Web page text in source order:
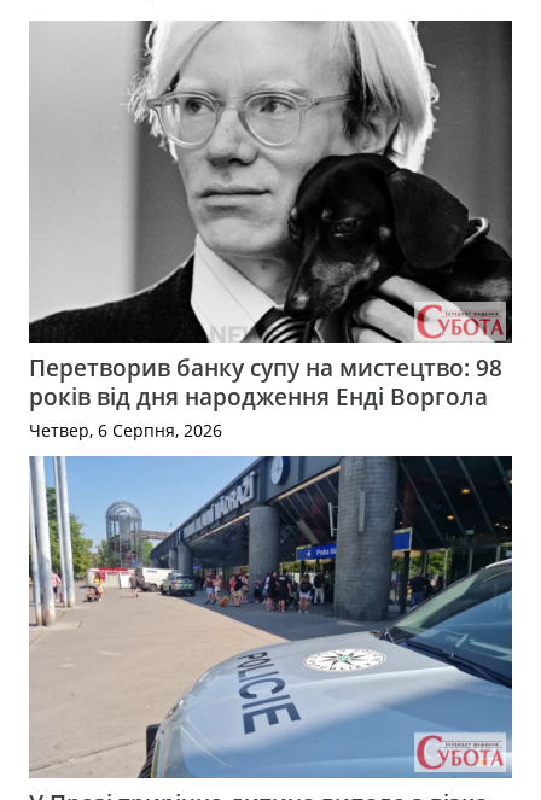
Перетворив банку супу на мистецтво: 98
років від дня народження Енді Воргола
Четвер, 6 Серпня, 2026